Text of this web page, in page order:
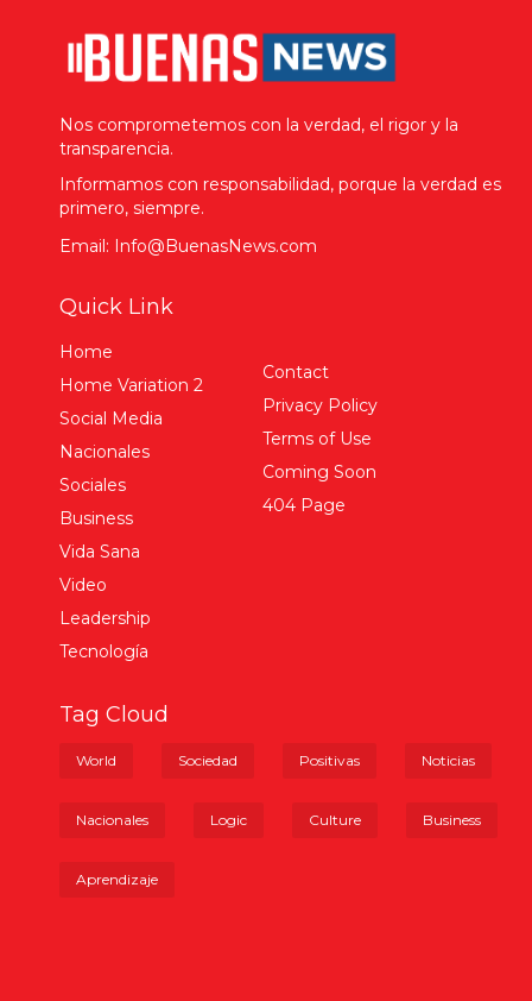
Nos comprometemos con la verdad, el rigor y la
transparencia.
Informamos con responsabilidad, porque la verdad es
primero, siempre.
Email: Info@BuenasNews.com
Quick Link
Home
Home Variation 2
Social Media
Nacionales
Sociales
Business
Vida Sana
Video
Leadership
Tecnología
Contact
Privacy Policy
Terms of Use
Coming Soon
404 Page
Tag Cloud
World Sociedad Positivas Noticias
Nacionales Logic Culture Business
Aprendizaje